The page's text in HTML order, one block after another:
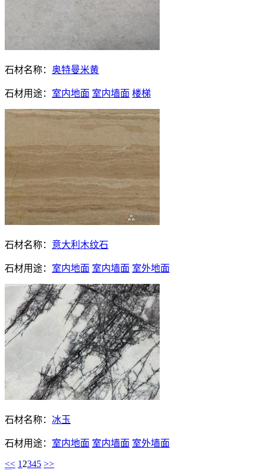
石材名称： 奥特曼米黄
石材用途： 室内地面 室内墙面 楼梯
石材名称： 意大利木纹石
石材用途： 室内地面 室内墙面 室外地面
石材名称： 冰玉
石材用途： 室内地面 室内墙面 室外墙面
<< 1 2345 >>